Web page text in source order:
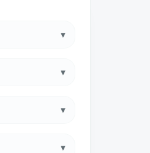
▾
▾
▾
▾